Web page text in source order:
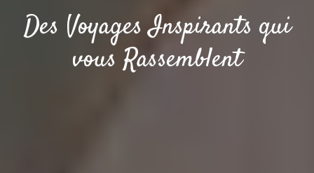
Des Voyages Inspirants qui
vous Rassemblent